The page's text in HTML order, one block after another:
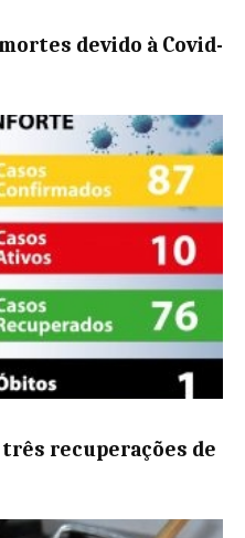
devido à Covid-
recuperações de